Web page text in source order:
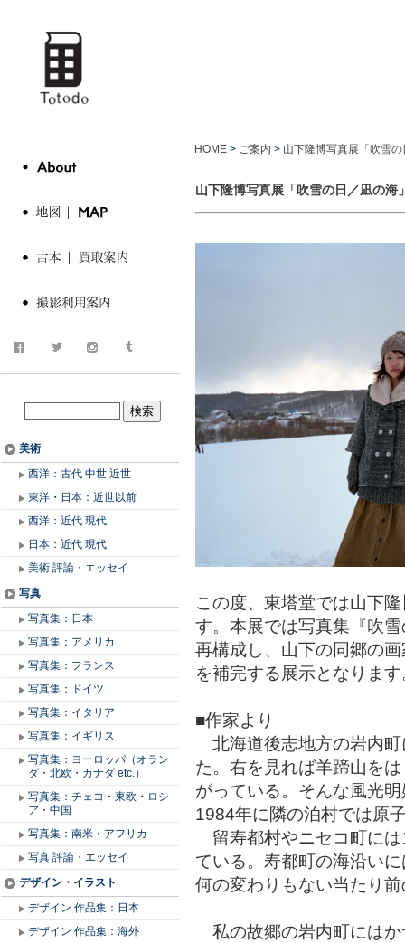
美術
西洋：古代 中世 近世
東洋・日本：近世以前
西洋：近代 現代
日本：近代 現代
美術 評論・エッセイ
写真
写真集：日本
写真集：アメリカ
写真集：フランス
写真集：ドイツ
写真集：イタリア
写真集：イギリス
写真集：ヨーロッパ（オラン
ダ・北欧・カナダ etc.）
写真集：チェコ・東欧・ロシ
ア・中国
写真集：南米・アフリカ
写真 評論・エッセイ
デザイン・イラスト
デザイン 作品集：日本
デザイン 作品集：海外
HOME > ご案内 > 山下隆博写真展「吹雪
山下隆博写真展「吹雪の日／凪の海
この度、東塔堂では山下
す。本展では写真集『吹
再構成し、山下の同郷の
を補完する展示となりま
■作家より
北海道後志地方の岩内町
た。右を見れば羊蹄山を
がっている。そんな風光
1984年に隣の泊村では原
留寿都村やニセコ町には
ている。寿都町の海沿い
何の変わりもない当たり
私の故郷の岩内町にはか